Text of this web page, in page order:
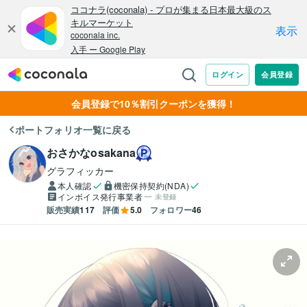
会員登録で10％割引クーポンを獲得！
ポートフォリオ一覧に戻る
おさかなosakana
グラフィッカー
本人確認
機密保持契約(NDA)
インボイス発行事業者
未登録
販売実績117 評価 5.0 フォロワー46